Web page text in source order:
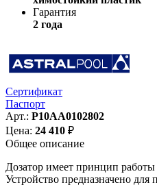
Гарантия
2 года
Сертификат
Паспорт
Арт.: P10AA0102802
Цена: 24 410 ₽
Общее описание
Дозатор имеет принцип работы
Устройство предназначено